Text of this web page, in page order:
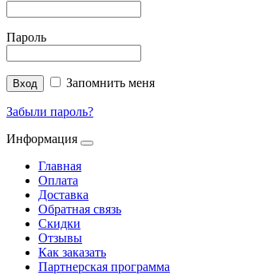
Пароль
Запомнить меня
Забыли пароль?
Информация
Главная
Оплата
Доставка
Обратная связь
Скидки
Отзывы
Как заказать
Партнерская программа